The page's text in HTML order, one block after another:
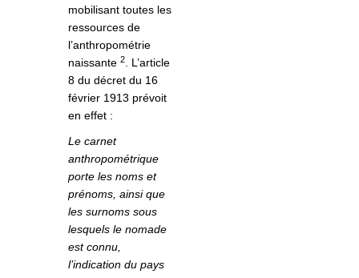
mobilisant toutes les
ressources de
l’anthropométrie
naissante 2. L’article
8 du décret du 16
février 1913 prévoit
en effet :
Le carnet
anthropométrique
porte les noms et
prénoms, ainsi que
les surnoms sous
lesquels le nomade
est connu,
l’indication du pays